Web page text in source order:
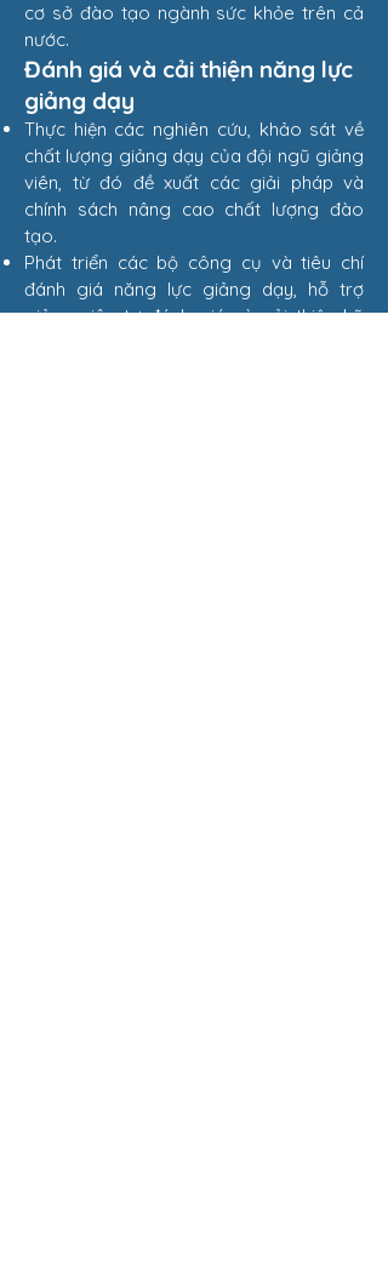
cơ sở đào tạo ngành sức khỏe trên cả
nước.
Đánh giá và cải thiện năng lực
giảng dạy
Thực hiện các nghiên cứu, khảo sát về
chất lượng giảng dạy của đội ngũ giảng
viên, từ đó đề xuất các giải pháp và
chính sách nâng cao chất lượng đào
tạo.
Phát triển các bộ công cụ và tiêu chí
đánh giá năng lực giảng dạy, hỗ trợ
giảng viên tự đánh giá và cải thiện kỹ